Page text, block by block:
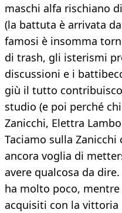
maschi alfa rischiano
(la battuta è arrivata
famosi è insomma
di trash, gli isterismi
discussioni e i
giù il tutto
studio (e poi perché
Zanicchi, Elettra
Taciamo sulla
ancora voglia di
avere qualcosa da
ha molto poco,
acquisiti con la vittoria